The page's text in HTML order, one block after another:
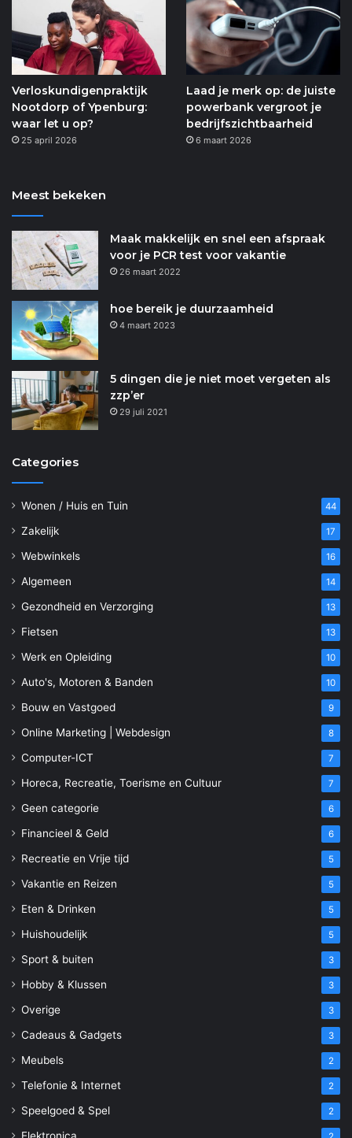
Verloskundigenpraktijk
Nootdorp of Ypenburg:
waar let u op?
25 april 2026
Laad je merk op: de juiste
powerbank vergroot je
bedrijfszichtbaarheid
6 maart 2026
Meest bekeken
Maak makkelijk en snel een afspraak
voor je PCR test voor vakantie
26 maart 2022
hoe bereik je duurzaamheid
4 maart 2023
5 dingen die je niet moet vergeten als
zzp’er
29 juli 2021
Categories
Wonen / Huis en Tuin 44
Zakelijk 17
Webwinkels 16
Algemeen 14
Gezondheid en Verzorging 13
Fietsen 13
Werk en Opleiding 10
Auto's, Motoren & Banden 10
Bouw en Vastgoed 9
Online Marketing | Webdesign 8
Computer-ICT 7
Horeca, Recreatie, Toerisme en Cultuur 7
Geen categorie 6
Financieel & Geld 6
Recreatie en Vrije tijd 5
Vakantie en Reizen 5
Eten & Drinken 5
Huishoudelijk 5
Sport & buiten 3
Hobby & Klussen 3
Overige 3
Cadeaus & Gadgets 3
Meubels 2
Telefonie & Internet 2
Speelgoed & Spel 2
Elektronica